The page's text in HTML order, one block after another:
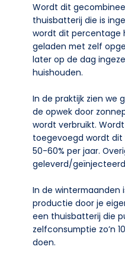
Wordt dit
thuisbatterij die is
wordt dit percentage
geladen met zelf
later op de dag
huishouden.
In de praktijk zien we
de opwek door
wordt verbruikt.
toegevoegd wordt
50-60% per jaar.
geleverd/
In de wintermaanden
productie door je
een thuisbatterij die
zelfconsumptie zo’n
doen.